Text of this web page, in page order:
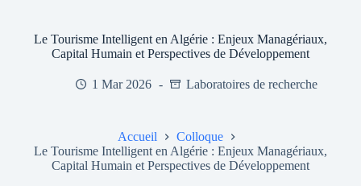
Le Tourisme Intelligent en Algérie : Enjeux Managériaux,
Capital Humain et Perspectives de Développement
1 Mar 2026 Laboratoires de recherche
Accueil
Colloque
Le Tourisme Intelligent en Algérie : Enjeux Managériaux,
Capital Humain et Perspectives de Développement